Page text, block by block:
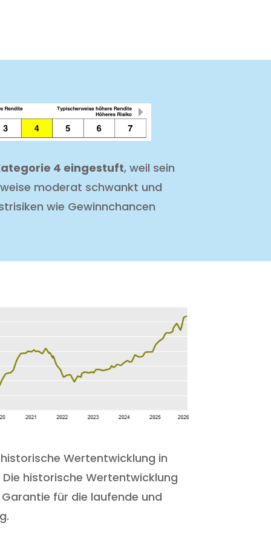
4 eingestuft, weil sein
moderat schwankt und
wie Gewinnchancen
Wertentwicklung in
Die historische Wertentwicklung
für die laufende und